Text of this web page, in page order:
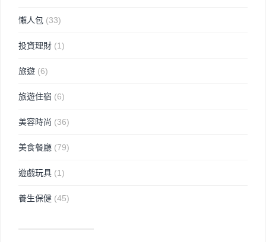
懶人包 (33)
投資理財 (1)
旅遊 (6)
旅遊住宿 (6)
美容時尚 (36)
美食餐廳 (79)
遊戲玩具 (1)
養生保健 (45)